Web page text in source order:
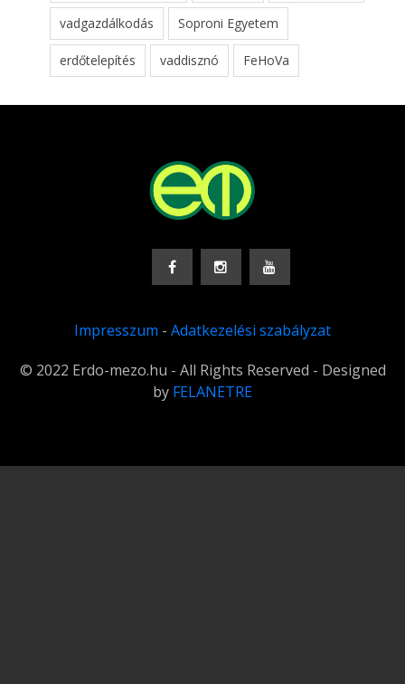
vadgazdálkodás Soproni Egyetem
erdőtelepítés vaddisznó FeHoVa
Impresszum - Adatkezelési szabályzat
© 2022 Erdo-mezo.hu - All Rights Reserved - Designed
by FELANETRE